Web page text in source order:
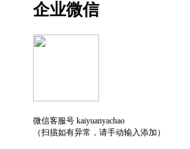
企业微信
微信客服号 kaiyuanyachao
（扫描如有异常，请手动输入添加）